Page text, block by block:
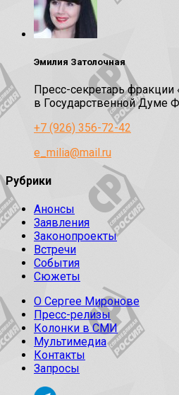
Эмилия Затолочная
Пресс-секретарь фракции
в Государственной Думе
+7 (926) 356-72-42
e_milia@mail.ru
Рубрики
Анонсы
Заявления
Законопроекты
Встречи
События
Сюжеты
О Сергее Миронове
Пресс-релизы
Колонки в СМИ
Мультимедиа
Контакты
Запросы